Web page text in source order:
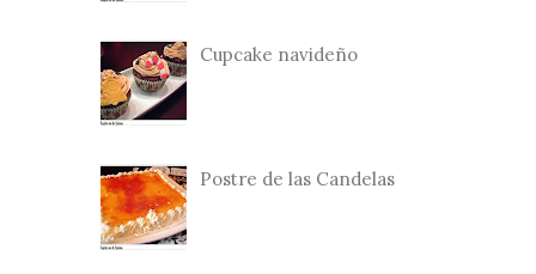
Cupcake navideño
Postre de las Candelas